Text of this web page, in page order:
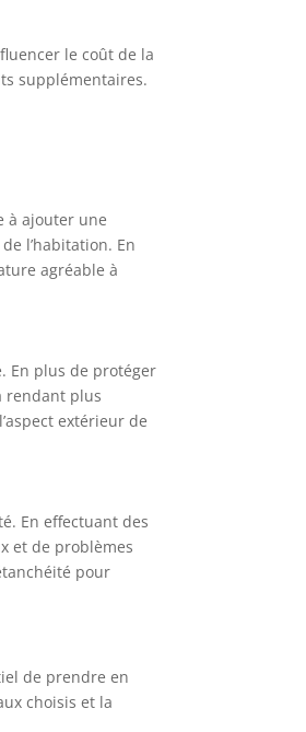
le coût de la
supplémentaires.
à ajouter une
l’habitation. En
agréable à
En plus de protéger
rendant plus
extérieur de
En effectuant des
et de problèmes
pour
de prendre en
choisis et la